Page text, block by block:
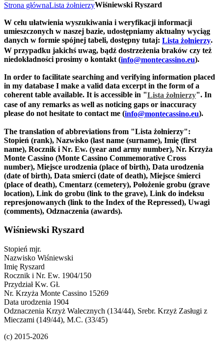
Strona głównaLista żołnierzyWiśniewski Ryszard
W celu ułatwienia wyszukiwania i weryfikacji informacji
umieszczonych w naszej bazie, udostępniamy aktualny wyciąg
danych w formie spójnej tabeli, dostępny tutaj: Lista żołnierzy.
W przypadku jakichś uwag, bądź dostrzeżenia braków czy też
niedokładności prosimy o kontakt (info@montecassino.eu).
In order to facilitate searching and verifying information placed
in my database I make a valid data excerpt in the form of a
coherent table available. It is accessible in "Lista żołnierzy". In
case of any remarks as well as noticing gaps or inaccuracy
please do not hesitate to contact me (info@montecassino.eu).
The translation of abbreviations from "Lista żołnierzy":
Stopień (rank), Nazwisko (last name (surname), Imię (first
name), Rocznik i Nr. Ew. (year and army number), Nr. Krzyża
Monte Cassino (Monte Cassino Commemorative Cross
number), Miejsce urodzenia (place of birth), Data urodzenia
(date of birth), Data smierci (date of death), Miejsce śmierci
(place of death), Cmentarz (cemetery), Położenie grobu (grave
location), Link do grobu (link to the grave), Link do indeksu
represjonowanych (link to the Index of the Repressed), Uwagi
(comments), Odznaczenia (awards).
Wiśniewski Ryszard
Stopień mjr.
Nazwisko Wiśniewski
Imię Ryszard
Rocznik i Nr. Ew. 1904/150
Przydział Kw. Gł.
Nr. Krzyża Monte Cassino 15269
Data urodzenia 1904
Odznaczenia Krzyż Walecznych (134/44), Srebr. Krzyż Zasługi z
Mieczami (149/44), M.C. (33/45)
(c) 2015-2026